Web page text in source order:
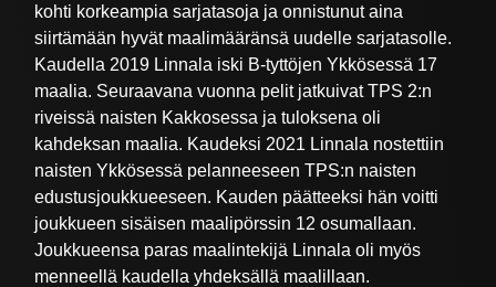
kohti korkeampia sarjatasoja ja onnistunut aina
siirtämään hyvät maalimääränsä uudelle sarjatasolle.
Kaudella 2019 Linnala iski B-tyttöjen Ykkösessä 17
maalia. Seuraavana vuonna pelit jatkuivat TPS 2:n
riveissä naisten Kakkosessa ja tuloksena oli
kahdeksan maalia. Kaudeksi 2021 Linnala nostettiin
naisten Ykkösessä pelanneeseen TPS:n naisten
edustusjoukkueeseen. Kauden päätteeksi hän voitti
joukkueen sisäisen maalipörssin 12 osumallaan.
Joukkueensa paras maalintekijä Linnala oli myös
menneellä kaudella yhdeksällä maalillaan.